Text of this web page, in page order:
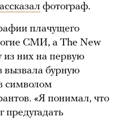
фотограф.
плачущего
СМИ, а The New
из них на первую
вызвала бурную
символом
«Я понимал, что
предугадать